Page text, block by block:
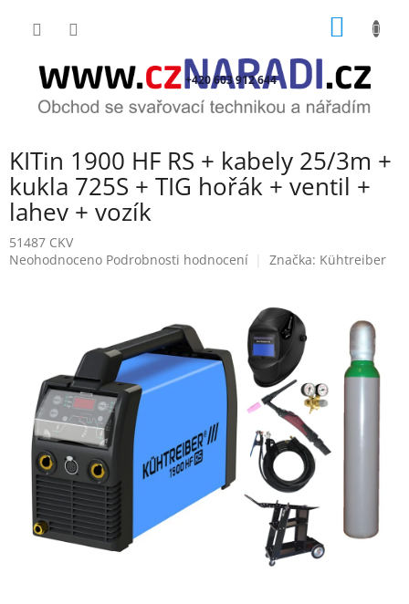
+420 603 912 644
KITin 1900 HF RS + kabely 25/3m +
kukla 725S + TIG hořák + ventil +
lahev + vozík
51487 CKV
Průměrné
hvězdiček.
Neohodnoceno Podrobnosti hodnocení Značka: Kühtreiber